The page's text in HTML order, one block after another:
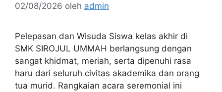
02/08/2026 oleh admin
Pelepasan dan Wisuda Siswa kelas akhir di
SMK SIROJUL UMMAH berlangsung dengan
sangat khidmat, meriah, serta dipenuhi rasa
haru dari seluruh civitas akademika dan orang
tua murid. Rangkaian acara seremonial ini